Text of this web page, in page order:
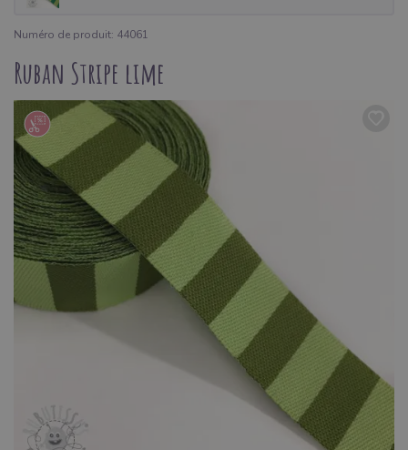
Numéro de produit: 44061
Ruban Stripe lime